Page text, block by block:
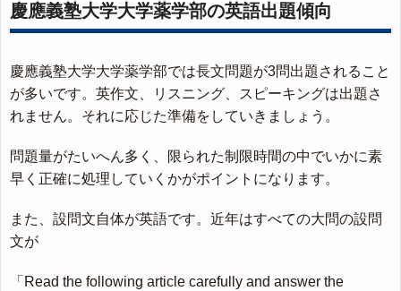
慶應義塾大学大学薬学部の英語出題傾向
慶應義塾大学大学薬学部では長文問題が3問出題されること
が多いです。英作文、リスニング、スピーキングは出題さ
れません。それに応じた準備をしていきましょう。
問題量がたいへん多く、限られた制限時間の中でいかに素
早く正確に処理していくかがポイントになります。
また、設問文自体が英語です。近年はすべての大問の設問
文が
「Read the following article carefully and answer the